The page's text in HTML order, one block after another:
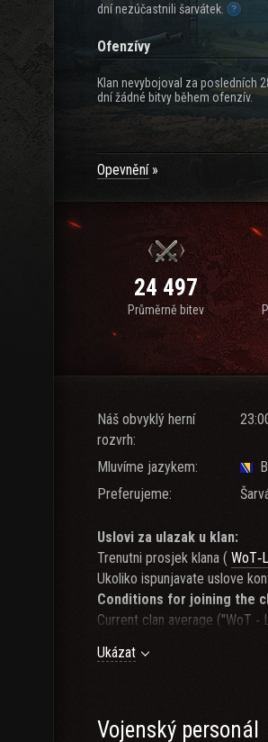
dní nezúčastnili šarvátek.
Ofenzívy
Klan nevybojoval za posledních
dní žádné bitvy během ofenzív.
Opevnění
24 497
Průměrně bitev
Náš obvyklý herní
rozvrh:
Mluvíme jazykem:
Preferujeme:
Uslovi za ulazak u klan:
Trenutni prosjek klana (
Ukoliko ispunjavate uslove
Conditions for joining the
Current clan average ("WoT
OgiLive4ever
Ukázat
Vojenský personál